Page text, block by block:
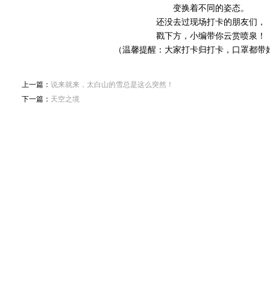
变换着不同的姿态。
还没去过现场打卡的朋友们，
戳下方，小编带你云赏喷泉！
（温馨提醒：大家打卡归打卡，口罩都带
上一篇： 说来就来，太白山的雪总是这么突然！
下一篇： 天空之境